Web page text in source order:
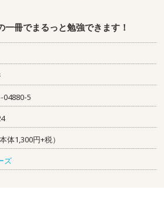
冊でまるっと勉強できます！
04880-5
体1,300円+税）
ズ